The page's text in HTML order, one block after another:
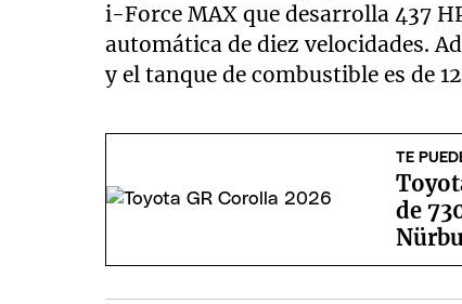
i-Force MAX que desarrolla 437
automática de diez velocidades.
y el tanque de combustible es de
TE
de